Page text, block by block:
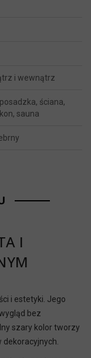
i wewnątrz
ściana,
sauna
I
i estetyki. Jego
bez
szary kolor tworzy
dekoracyjnych.